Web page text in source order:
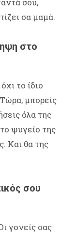
σα μαμά.
στο
το ίδιο
μπορείς
όλα της
ψυγείο της
Και θα της
σου
γονείς σας